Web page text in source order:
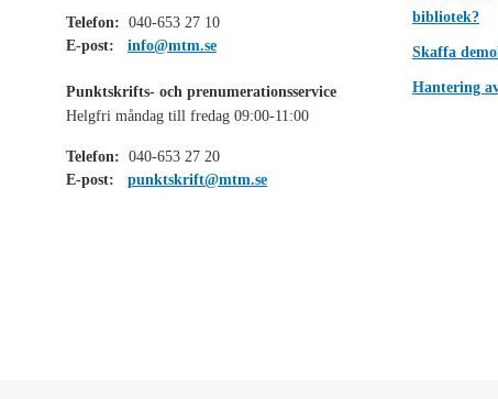
Telefon: 040-653 27 10
E-post:
info@mtm.se
Punktskrifts- och prenumerationsservice
Helgfri måndag till fredag 09:00-11:00
Telefon: 040-653 27 20
E-post:
punktskrift@mtm.se
bibliotek?
Skaffa
Hantering